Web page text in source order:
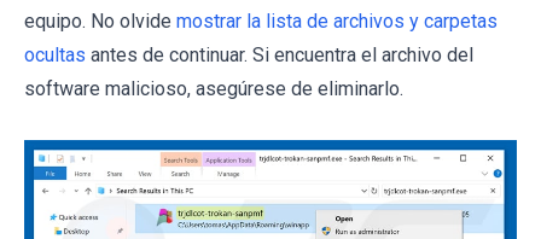
equipo. No olvide mostrar la lista de archivos y carpetas
ocultas antes de continuar. Si encuentra el archivo del
software malicioso, asegúrese de eliminarlo.